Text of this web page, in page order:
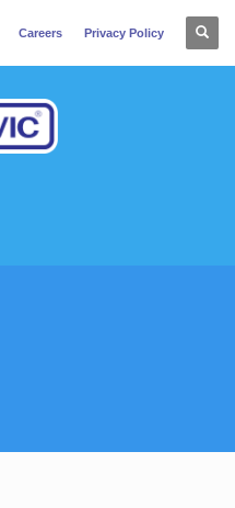
Careers Privacy Policy